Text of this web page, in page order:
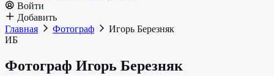
Войти
Добавить
Главная
Фотограф
Игорь Березняк
ИБ
Фотограф Игорь Березняк